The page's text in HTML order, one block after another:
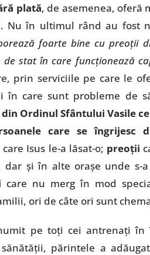
plată, de asemenea, oferă
Nu în ultimul rând au fost
foarte bine cu preoţii
stat în care funcţionează
prin serviciile pe care le
în care sunt probleme de
Ordinul Sfântului Vasile
care se îngrijesc
Isus le-a lăsat-o; preoţii
dar şi în alte oraşe unde s-
care nu merg în mod
ori de câte ori sunt
pe toţi cei antrenaţi
părintele a